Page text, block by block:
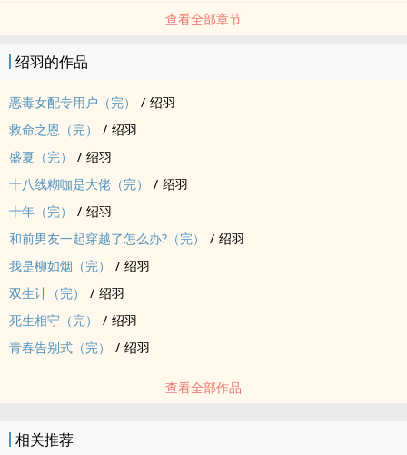
查看全部章节
绍羽的作品
恶毒女配专用户（完） / 绍羽
救命之恩（完）
/ 绍羽
盛夏（完）
/ 绍羽
十八线糊咖是大佬（完）
/ 绍羽
十年（完）
/ 绍羽
和前男友一起穿越了怎么办?（完）
/ 绍羽
我是柳如烟（完）
/ 绍羽
双生计（完）
/ 绍羽
死生相守（完）
/ 绍羽
青春告别式（完）
/ 绍羽
查看全部作品
相关推荐